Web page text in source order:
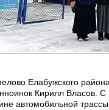
Елабужского
Кирилл Власов.
автомобильной